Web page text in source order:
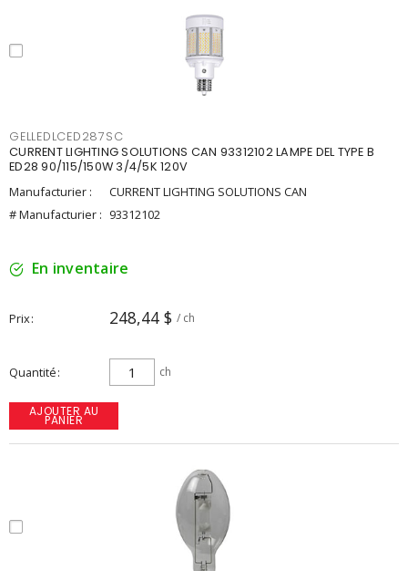
GELLEDLCED287SC
CURRENT LIGHTING SOLUTIONS CAN 93312102 LAMPE DEL TYPE B
ED28 90/115/150W 3/4/5K 120V
Manufacturier :
CURRENT LIGHTING SOLUTIONS CAN
# Manufacturier : 93312102
En inventaire
Prix 248,44 $ / ch
Quantité ch
AJOUTER AU
PANIER